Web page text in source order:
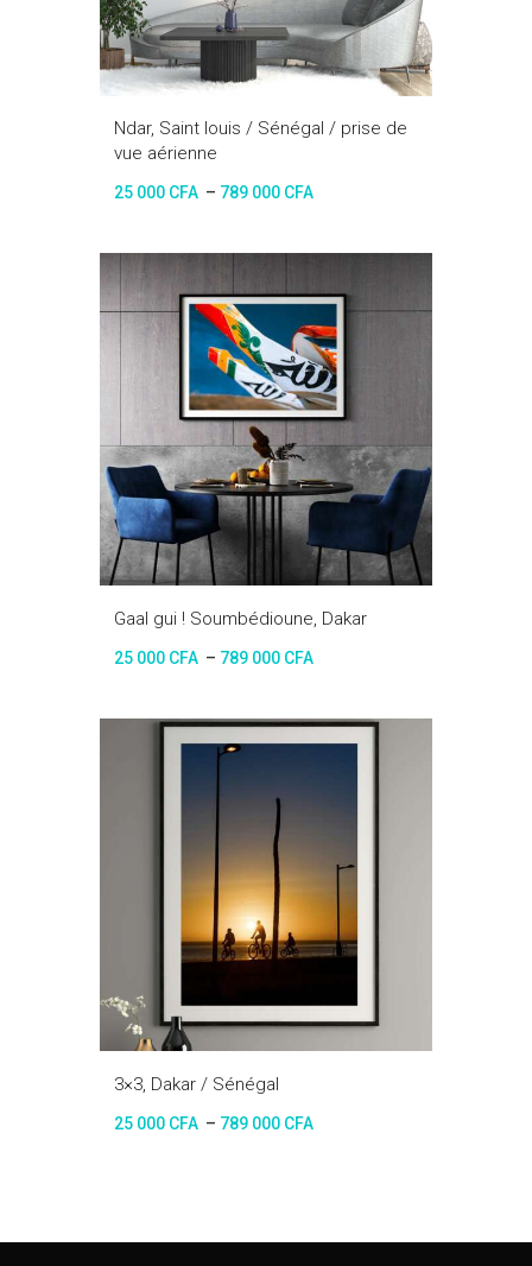
Ndar, Saint louis / Sénégal / prise de
vue aérienne
25 000 CFA – 789 000 CFA
Gaal gui ! Soumbédioune, Dakar
25 000 CFA – 789 000 CFA
3×3, Dakar / Sénégal
25 000 CFA – 789 000 CFA